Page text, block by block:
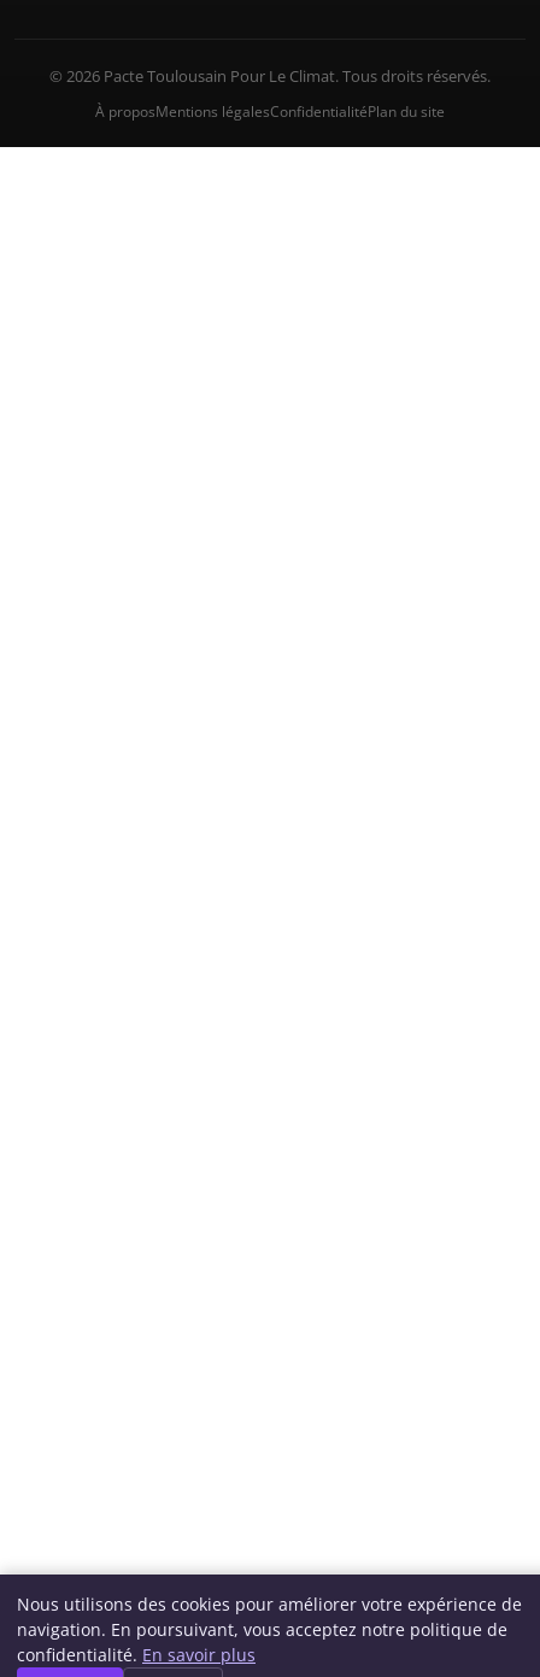
© 2026 Pacte Toulousain Pour Le Climat. Tous droits réservés.
À proposMentions légalesConfidentialitéPlan du site
Nous utilisons des cookies pour améliorer votre expérience de
navigation. En poursuivant, vous acceptez notre politique de
confidentialité. En savoir plus